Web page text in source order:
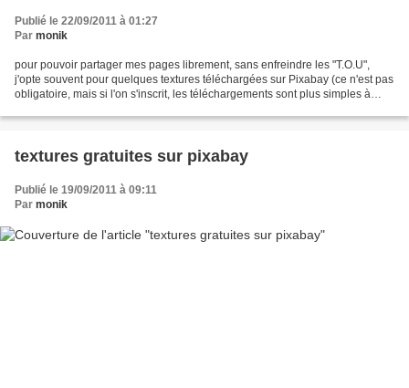
Publié le 22/09/2011 à 01:27
Par monik
pour pouvoir partager mes pages librement, sans enfreindre les "T.O.U",
j'opte souvent pour quelques textures téléchargées sur Pixabay (ce n'est pas
obligatoire, mais si l'on s'inscrit, les téléchargements sont plus simples à
textures gratuites sur pixabay
Publié le 19/09/2011 à 09:11
Par monik